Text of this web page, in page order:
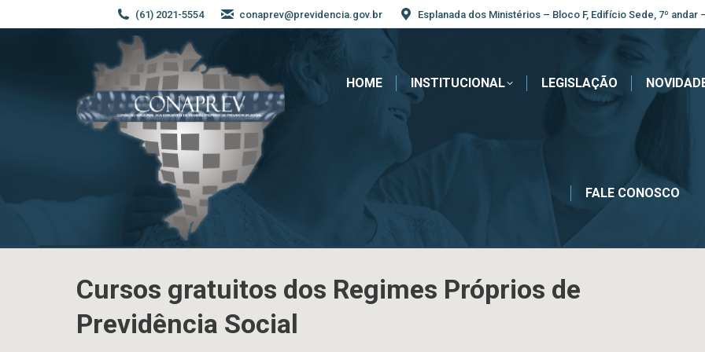
(61) 2021-5554 conaprev@previdencia.gov.br Esplanada dos Ministérios – Bloco F, Edifício Sede, 7º andar
HOME INSTITUCIONAL LEGISLAÇÃO
FALE CONOSCO
Cursos gratuitos dos Regimes Próprios de
Previdência Social